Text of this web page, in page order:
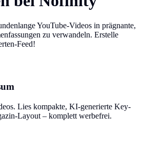
YouTube-Videos in prägnante,
zu verwandeln. Erstelle
Feed!
Lies kompakte, KI-generierte Key-
Layout – komplett werbefrei.